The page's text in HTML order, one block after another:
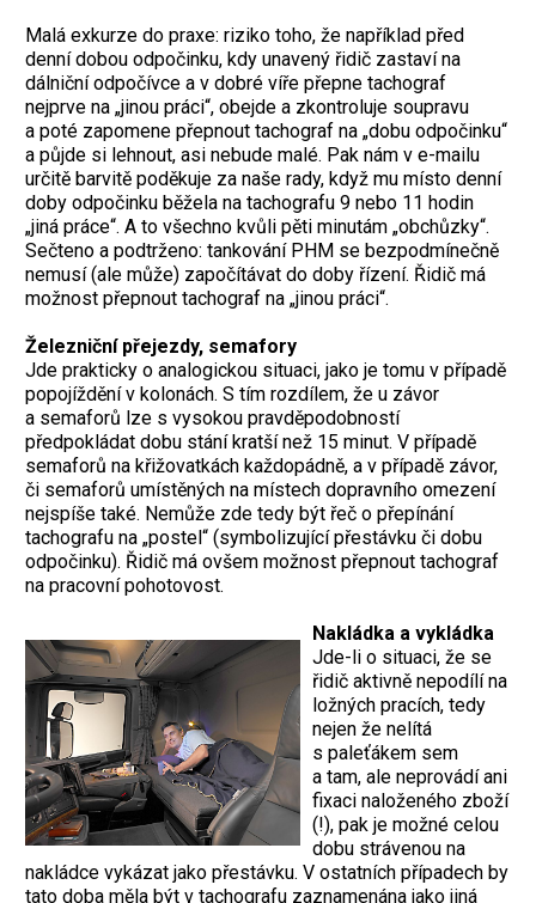
Malá exkurze do praxe: riziko toho, že například před
denní dobou odpočinku, kdy unavený řidič zastaví na
dálniční odpočívce a v dobré víře přepne tachograf
nejprve na „jinou práci“, obejde a zkontroluje soupravu
a poté zapomene přepnout tachograf na „dobu odpočinku“
a půjde si lehnout, asi nebude malé. Pak nám v e-mailu
určitě barvitě poděkuje za naše rady, když mu místo denní
doby odpočinku běžela na tachografu 9 nebo 11 hodin
„jiná práce“. A to všechno kvůli pěti minutám „obchůzky“.
Sečteno a podtrženo: tankování PHM se bezpodmínečně
nemusí (ale může) započítávat do doby řízení. Řidič má
možnost přepnout tachograf na „jinou práci“.
Železniční přejezdy, semafory
Jde prakticky o analogickou situaci, jako je tomu v případě
popojíždění v kolonách. S tím rozdílem, že u závor
a semaforů lze s vysokou pravděpodobností
předpokládat dobu stání kratší než 15 minut. V případě
semaforů na křižovatkách každopádně, a v případě závor,
či semaforů umístěných na místech dopravního omezení
nejspíše také. Nemůže zde tedy být řeč o přepínání
tachografu na „postel“ (symbolizující přestávku či dobu
odpočinku). Řidič má ovšem možnost přepnout tachograf
na pracovní pohotovost.
Nakládka a vykládka
Jde-li o situaci, že se
řidič aktivně nepodílí na
ložných pracích, tedy
nejen že nelítá
s paleťákem sem
a tam, ale neprovádí ani
fixaci naloženého zboží
(!), pak je možné celou
dobu strávenou na
nakládce vykázat jako přestávku. V ostatních případech by
tato doba měla být v tachografu zaznamenána jako jiná